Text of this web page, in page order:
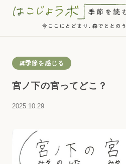
季節を感じる
宮ノ下の宮ってどこ？
2025.10.29